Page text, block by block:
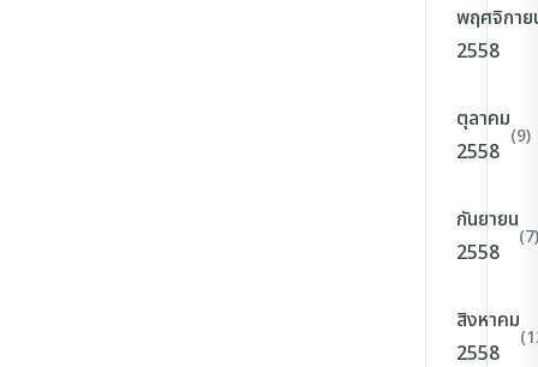
พฤศจิกาย
2558
ตุลาคม
2558
(9)
กันยายน
2558
(7)
สิงหาคม
2558